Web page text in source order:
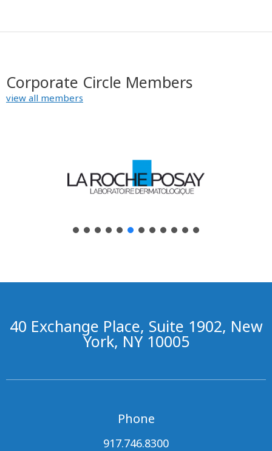
Corporate Circle Members
view all members
40 Exchange Place, Suite 1902, New
York, NY 10005
Phone
917.746.8300